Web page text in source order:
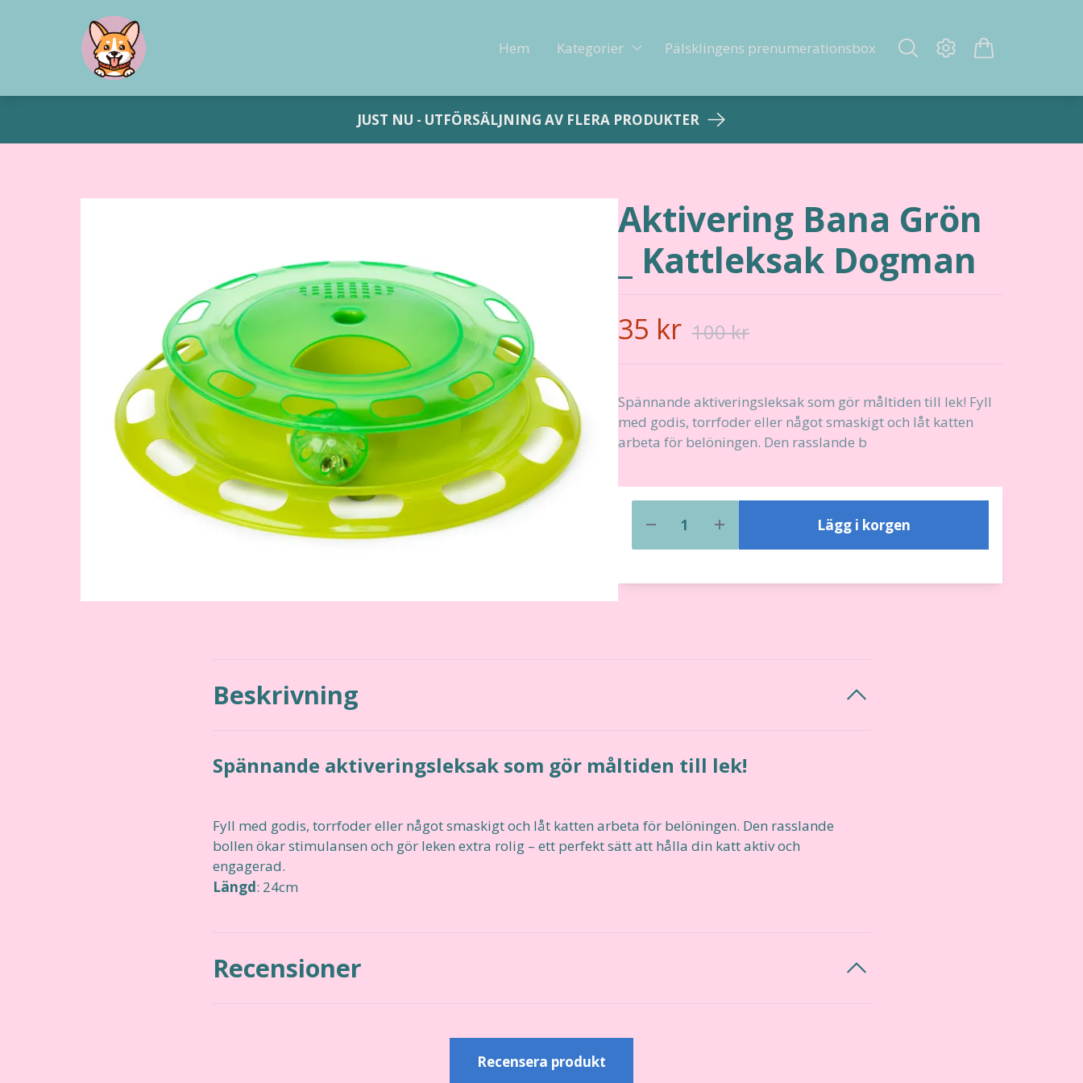
Hem Kategorier Pälsklingens prenumerationsbox
JUST NU - UTFÖRSÄLJNING AV FLERA PRODUKTER
Aktivering Bana Grön
_ Kattleksak Dogman
35 kr 100 kr
Spännande aktiveringsleksak som gör måltiden till lek! Fyll
med godis, torrfoder eller något smaskigt och låt katten
arbeta för belöningen. Den rasslande b
Lägg i korgen
Beskrivning
Spännande aktiveringsleksak som gör måltiden till lek!
Fyll med godis, torrfoder eller något smaskigt och låt katten arbeta för belöningen. Den rasslande
bollen ökar stimulansen och gör leken extra rolig – ett perfekt sätt att hålla din katt aktiv och
engagerad.
Längd: 24cm
Recensioner
Recensera produkt